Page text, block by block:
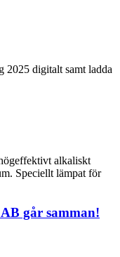
2025 digitalt samt ladda
alkaliskt
Speciellt lämpat för
går samman!